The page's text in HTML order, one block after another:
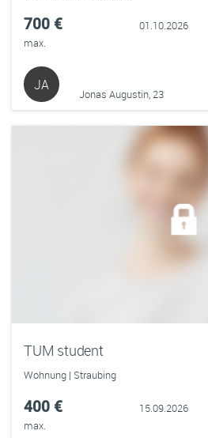
700 €
max.
01.10.2026
JA
Jonas Augustin, 23
TUM student
Wohnung | Straubing
400 €
max.
15.09.2026